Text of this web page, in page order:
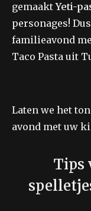
gemaaktYeti-
personages!
familieavond
Taco Pasta uit
Laten we het
avond met uw
Tips